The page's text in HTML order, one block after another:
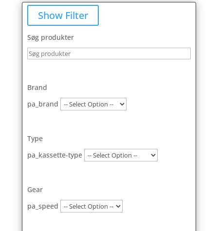
Show Filter
Søg produkter
Brand
pa_brand
Type
pa_kassette-type
Gear
pa_speed